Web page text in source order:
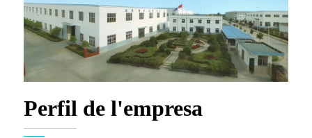
Perfil de l'empresa